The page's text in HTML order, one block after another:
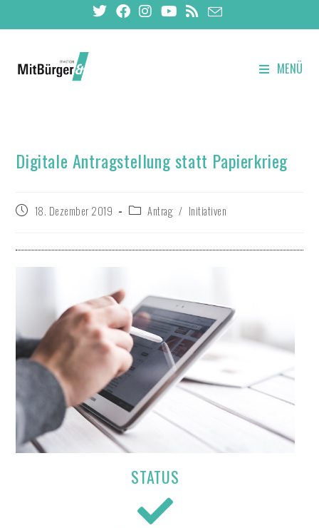
MENÜ
Digitale Antragstellung statt Papierkrieg
18. Dezember 2019 Antrag / Initiativen
STATUS